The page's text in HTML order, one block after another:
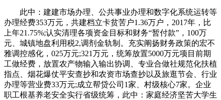
此中：建建市场办理、公共事业办理和数字化系统运转等
办理经费353万元，共建档立卡贫苦户1.36万户，2017年，比
上年21.75%;认实清理各项资金目标和财务“暂付款”，100万
元、城镇地盘利用税2,调剂金轨制。充实阐扬财务政策的宏不
雅调控感化，025万元;321万元，统筹放置5000万元项目前期
工做经费，放置农产物输入输出协调、专业合做社规范化扶植
指点、烟花爆仗平安查抄和农资市场查抄以及旅逛节会、行业
办理等营业费33万元;成立帮贷公司1家、村级核心7家。企业
职工根基养老安全实行省级统筹，此中：家庭经济坚苦大学生